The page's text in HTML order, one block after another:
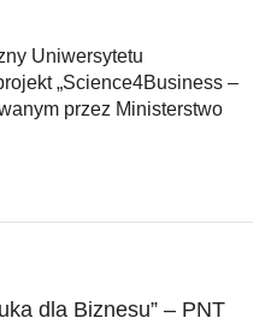
Uniwersytetu
„Science4Business –
przez Ministerstwo
dla Biznesu” – PNT